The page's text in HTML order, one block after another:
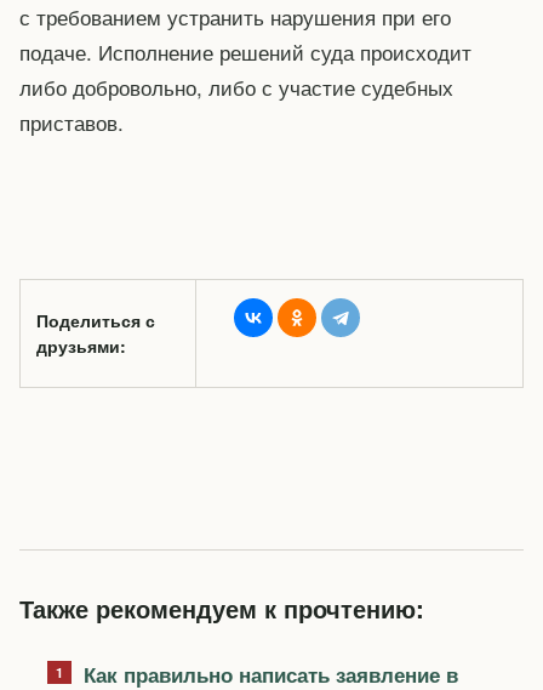
с требованием устранить нарушения при его
подаче. Исполнение решений суда происходит
либо добровольно, либо с участие судебных
приставов.
Поделиться с
друзьями:
Также рекомендуем к прочтению:
Как правильно написать заявление в